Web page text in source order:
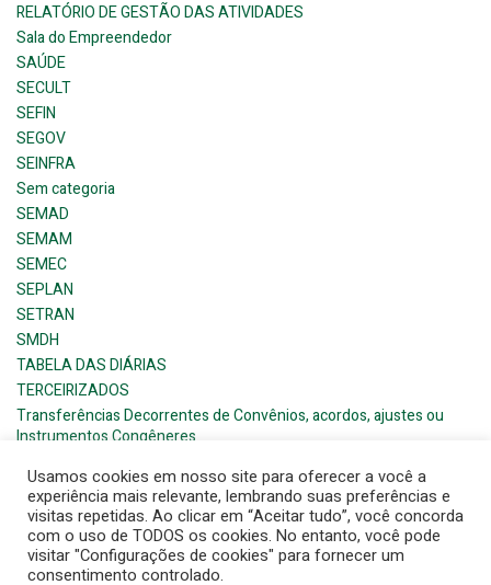
RELATÓRIO DE GESTÃO DAS ATIVIDADES
Sala do Empreendedor
SAÚDE
SECULT
SEFIN
SEGOV
SEINFRA
Sem categoria
SEMAD
SEMAM
SEMEC
SEPLAN
SETRAN
SMDH
TABELA DAS DIÁRIAS
TERCEIRIZADOS
Transferências Decorrentes de Convênios, acordos, ajustes ou
Instrumentos Congêneres
© 2026 Barra de Santana- Prefeitura Municipal. Created for
Usamos cookies em nosso site para oferecer a você a
experiência mais relevante, lembrando suas preferências e
visitas repetidas. Ao clicar em “Aceitar tudo”, você concorda
com o uso de TODOS os cookies. No entanto, você pode
visitar "Configurações de cookies" para fornecer um
consentimento controlado.